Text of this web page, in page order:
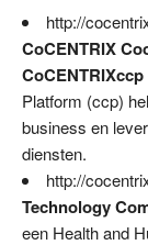
http://
CoCENTRIX
CoCENTRIXccp
Platform (ccp)
business en
diensten.
http://
Technology
een Health and